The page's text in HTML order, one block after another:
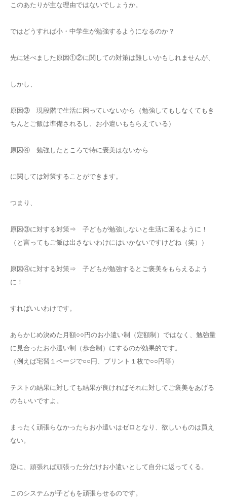
このあたりが主な理由ではないでしょうか。
ではどうすれば小・中学生が勉強するようになるのか？
先に述べました原因①②に関しての対策は難しいかもしれませんが、
しかし、
原因③ 現段階で生活に困っていないから（勉強してもしなくてもき
ちんとご飯は準備されるし、お小遣いももらえている）
原因④ 勉強したところで特に褒美はないから
に関しては対策することができます。
つまり、
原因③に対する対策⇒ 子どもが勉強しないと生活に困るように！
（と言ってもご飯は出さないわけにはいかないですけどね（笑））
原因④に対する対策⇒ 子どもが勉強するとご褒美をもらえるよう
に！
すればいいわけです。
あらかじめ決めた月額○○円のお小遣い制（定額制）ではなく、勉強量
に見合ったお小遣い制（歩合制）にするのが効果的です。
（例えば宅習１ページで○○円、プリント１枚で○○円等）
テストの結果に対しても結果が良ければそれに対してご褒美をあげる
のもいいですよ。
まったく頑張らなかったらお小遣いはゼロとなり、欲しいものは買え
ない。
逆に、頑張れば頑張った分だけお小遣いとして自分に返ってくる。
このシステムが子どもを頑張らせるのです。